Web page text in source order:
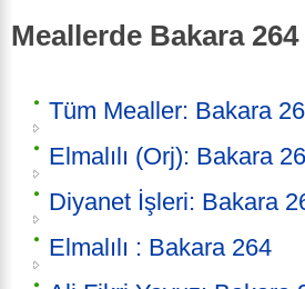
Meallerde Bakara 264
Tüm Mealler: Bakara
Elmalılı (Orj): Bakara
Diyanet İşleri: Bakara
Elmalılı : Bakara 264